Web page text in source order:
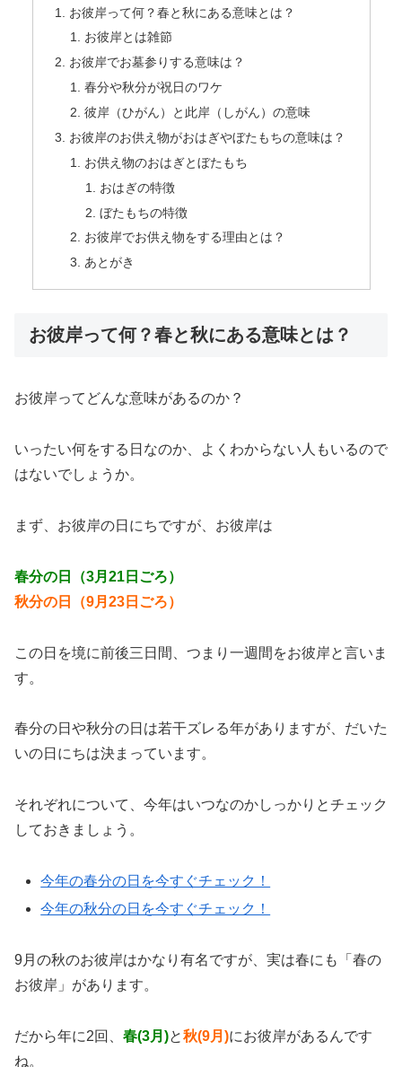
お彼岸って何？春と秋にある意味とは？
お彼岸とは雑節
お彼岸でお墓参りする意味は？
春分や秋分が祝日のワケ
彼岸（ひがん）と此岸（しがん）の意味
お彼岸のお供え物がおはぎやぼたもちの意味は？
お供え物のおはぎとぼたもち
おはぎの特徴
ぼたもちの特徴
お彼岸でお供え物をする理由とは？
あとがき
お彼岸って何？春と秋にある意味とは？
お彼岸ってどんな意味があるのか？
いったい何をする日なのか、よくわからない人もいるので
はないでしょうか。
まず、お彼岸の日にちですが、お彼岸は
春分の日（3月21日ごろ）
秋分の日（9月23日ごろ）
この日を境に前後三日間、つまり一週間をお彼岸と言いま
す。
春分の日や秋分の日は若干ズレる年がありますが、だいた
いの日にちは決まっています。
それぞれについて、今年はいつなのかしっかりとチェック
しておきましょう。
今年の春分の日を今すぐチェック！
今年の秋分の日を今すぐチェック！
9月の秋のお彼岸はかなり有名ですが、実は春にも「春の
お彼岸」があります。
だから年に2回、 春(3月)と秋(9月)にお彼岸があるんです
ね。